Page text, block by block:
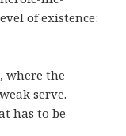
of existence:
where the
serve.
has to be